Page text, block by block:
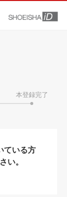
本登録完了
ている方
い。